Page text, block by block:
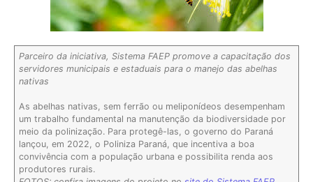
Parceiro da iniciativa, Sistema FAEP promove a capacitação dos
servidores municipais e estaduais para o manejo das abelhas
nativas
As abelhas nativas, sem ferrão ou meliponídeos desempenham
um trabalho fundamental na manutenção da biodiversidade por
meio da polinização. Para protegê-las, o governo do Paraná
lançou, em 2022, o Poliniza Paraná, que incentiva a boa
convivência com a população urbana e possibilita renda aos
produtores rurais.